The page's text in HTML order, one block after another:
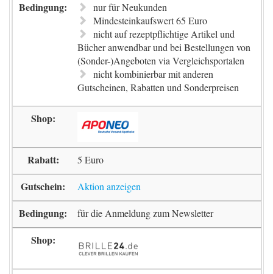
nur für Neukunden
Mindesteinkaufswert 65 Euro
nicht auf rezeptpflichtige Artikel und
Bücher anwendbar und bei Bestellungen von
(Sonder-)Angeboten via Vergleichsportalen
nicht kombinierbar mit anderen
Gutscheinen, Rabatten und Sonderpreisen
5 Euro
Aktion anzeigen
für die Anmeldung zum Newsletter